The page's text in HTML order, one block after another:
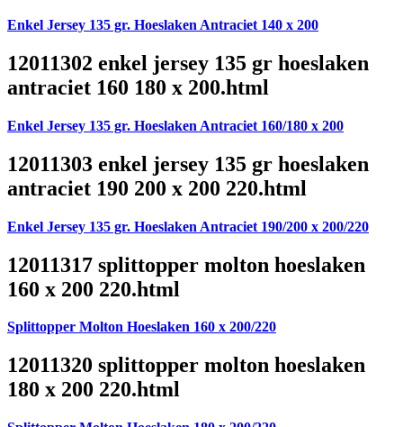
Enkel Jersey 135 gr. Hoeslaken Antraciet 140 x 200
12011302 enkel jersey 135 gr hoeslaken
antraciet 160 180 x 200.html
Enkel Jersey 135 gr. Hoeslaken Antraciet 160/180 x 200
12011303 enkel jersey 135 gr hoeslaken
antraciet 190 200 x 200 220.html
Enkel Jersey 135 gr. Hoeslaken Antraciet 190/200 x 200/220
12011317 splittopper molton hoeslaken
160 x 200 220.html
Splittopper Molton Hoeslaken 160 x 200/220
12011320 splittopper molton hoeslaken
180 x 200 220.html